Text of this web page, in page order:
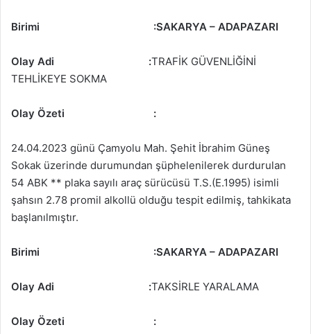
Birimi :SAKARYA – ADAPAZARI
Olay Adi :TRAFİK GÜVENLİĞİNİ
TEHLİKEYE SOKMA
Olay Özeti :
24.04.2023 günü Çamyolu Mah. Şehit İbrahim Güneş
Sokak üzerinde durumundan şüphelenilerek durdurulan
54 ABK ** plaka sayılı araç sürücüsü T.S.(E.1995) isimli
şahsın 2.78 promil alkollü olduğu tespit edilmiş, tahkikata
başlanılmıştır.
Birimi :SAKARYA – ADAPAZARI
Olay Adi :TAKSİRLE YARALAMA
Olay Özeti :